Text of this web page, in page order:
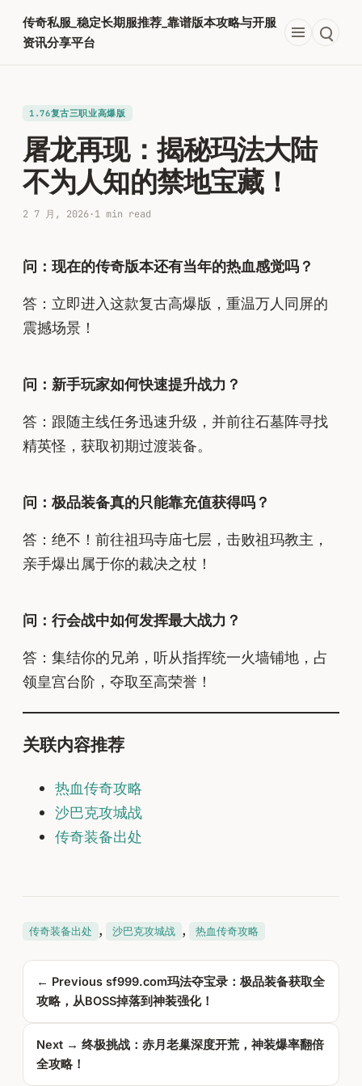
内
传奇私服_稳定长期服推荐_靠谱版本攻略与开服
资讯分享平台
1.76复古三职业高爆版
屠龙再现：揭秘玛法大陆
不为人知的禁地宝藏！
2 7 月, 2026·1 min read
问：现在的传奇版本还有当年的热血感觉吗？
答：立即进入这款复古高爆版，重温万人同屏的
震撼场景！
问：新手玩家如何快速提升战力？
答：跟随主线任务迅速升级，并前往石墓阵寻找
精英怪，获取初期过渡装备。
问：极品装备真的只能靠充值获得吗？
答：绝不！前往祖玛寺庙七层，击败祖玛教主，
亲手爆出属于你的裁决之杖！
问：行会战中如何发挥最大战力？
答：集结你的兄弟，听从指挥统一火墙铺地，占
领皇宫台阶，夺取至高荣誉！
关联内容推荐
热血传奇攻略
沙巴克攻城战
传奇装备出处
传奇装备出处 , 沙巴克攻城战 , 热血传奇攻略
← Previous sf999.com玛法夺宝录：极品装备获取全
攻略，从BOSS掉落到神装强化！
Next → 终极挑战：赤月老巢深度开荒，神装爆率翻倍
全攻略！